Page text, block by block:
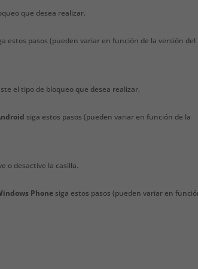
que desea realizar.
estos pasos (pueden variar en función de la versión del
el tipo de bloqueo que desea realizar.
siga estos pasos (pueden variar en función de la
o desactive la casilla.
Phone siga estos pasos (pueden variar en